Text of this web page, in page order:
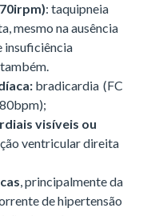
: taquipneia
mesmo na ausência
insuficiência
bradicardia (FC
visíveis ou
ventricular direita
, principalmente da
de hipertensão